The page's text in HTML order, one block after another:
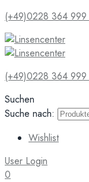
(+49)0228 364 999
(+49)0228 364 999
Suchen
Suche nach:
Wishlist
User Login
0